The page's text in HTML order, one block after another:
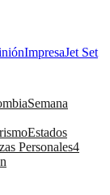
ImpresaJet Set
Semana
Estados
Personales4